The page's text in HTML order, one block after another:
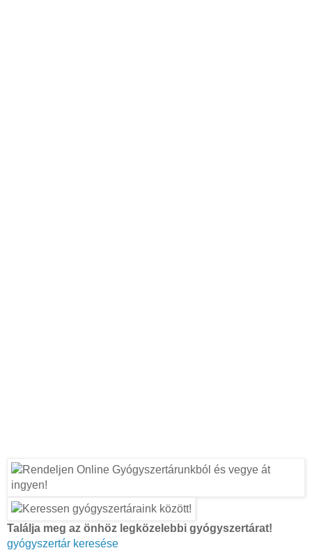
Találja meg az önhöz legközelebbi gyógyszertárat!
gyógyszertár keresése